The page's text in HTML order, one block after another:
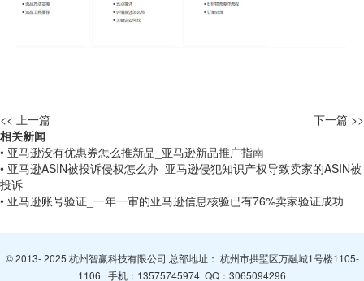
<< 上一篇
下一篇 >>
相关新闻
• 亚马逊没有优惠券怎么推新品_亚马逊新品推广指南
• 亚马逊ASIN被投诉侵权怎么办_亚马逊侵犯知识产权导致卖家的ASIN被
投诉
• 亚马逊账号验证_一年一审的亚马逊信息核验已有76%卖家验证成功
© 2013- 2025 杭州智赢科技有限公司 总部地址： 杭州市拱墅区万融城1号楼1105-
1106 手机： 13575745974 QQ： 3065094296